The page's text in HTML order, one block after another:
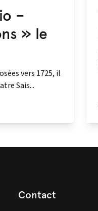
–
» le
vers 1725, il
Sais...
Contact